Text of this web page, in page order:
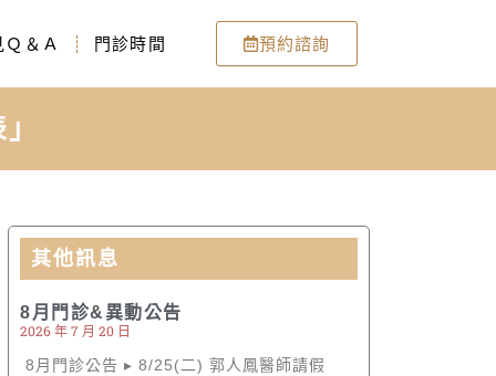
Ｑ＆Ａ 門診時間 預約諮詢
其他訊息
8月門診&異動公告
2026 年 7 月 20 日
8月門診公告 ▸ 8/25(二) 郭人鳳醫師請假